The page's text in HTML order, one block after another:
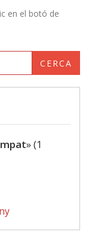
en el botó de
CERCA
» (1